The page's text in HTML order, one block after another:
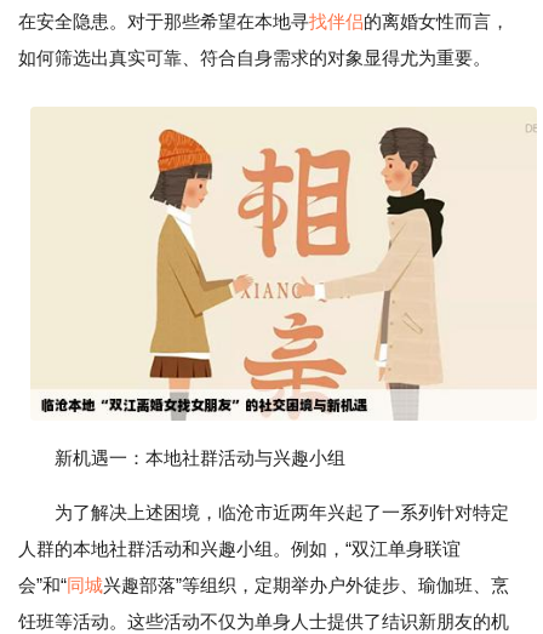
在安全隐患。对于那些希望在本地寻找伴侣的离婚女性而言，
如何筛选出真实可靠、符合自身需求的对象显得尤为重要。
新机遇一：本地社群活动与兴趣小组
为了解决上述困境，临沧市近两年兴起了一系列针对特定
人群的本地社群活动和兴趣小组。例如，“双江单身联谊
会”和“同城兴趣部落”等组织，定期举办户外徒步、瑜伽班、烹
饪班等活动。这些活动不仅为单身人士提供了结识新朋友的机